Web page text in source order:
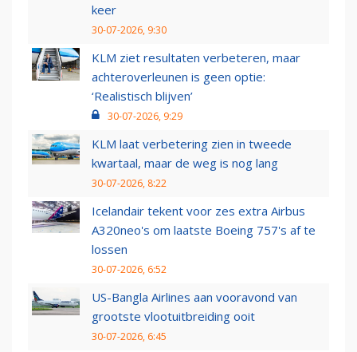
keer
30-07-2026, 9:30
KLM ziet resultaten verbeteren, maar
achteroverleunen is geen optie:
‘Realistisch blijven’
30-07-2026, 9:29
KLM laat verbetering zien in tweede
kwartaal, maar de weg is nog lang
30-07-2026, 8:22
Icelandair tekent voor zes extra Airbus
A320neo's om laatste Boeing 757's af te
lossen
30-07-2026, 6:52
US-Bangla Airlines aan vooravond van
grootste vlootuitbreiding ooit
30-07-2026, 6:45